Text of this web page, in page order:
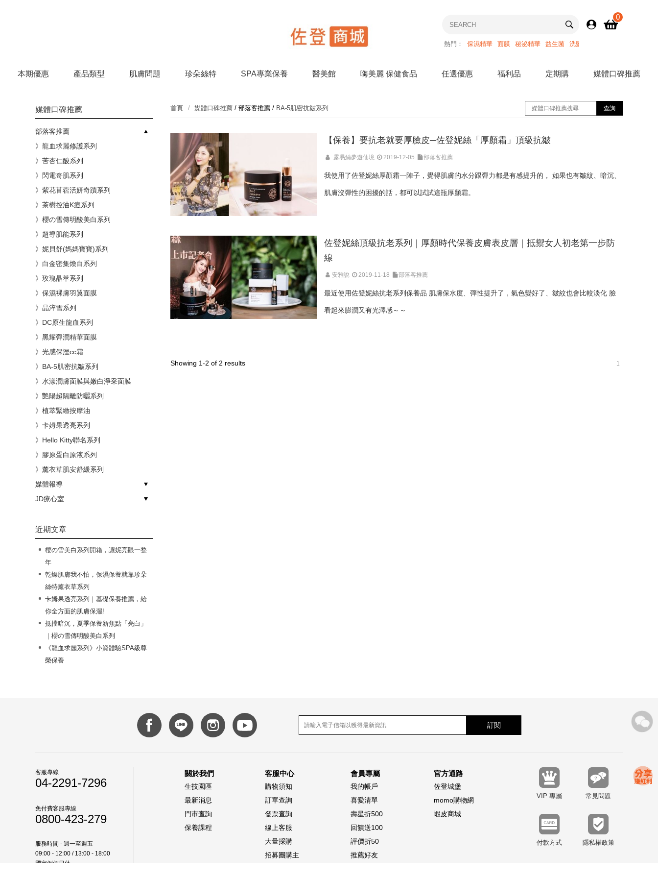
熱門： 保濕精華 面膜 秘泌精華 益生菌 洗髮精
0
本期優惠 產品類型 肌膚問題 珍朵絲特 SPA專業保養 醫美館 嗨美麗 保健食品 任選優惠 福利品 定期購 媒體口碑推薦
媒體口碑推薦
部落客推薦
》龍血求麗修護系列
》苦杏仁酸系列
》閃電奇肌系列
》紫花苜蓿活妍奇蹟系列
》茶樹控油K痘系列
》櫻の雪傳明酸美白系列
》超導肌能系列
》妮貝舒(媽媽寶寶)系列
》白金密集煥白系列
》玫瑰晶萃系列
》保濕裸膚羽翼面膜
》晶淬雪系列
》DC原生龍血系列
》黑耀彈潤精華面膜
》光感保溼cc霜
》BA-5肌密抗皺系列
》水漾潤膚面膜與嫩白淨采面膜
》艷陽超隔離防曬系列
》植萃緊緻按摩油
》卡姆果透亮系列
》Hello Kitty聯名系列
》膠原蛋白原液系列
》薰衣草肌安舒緩系列
媒體報導
》節目介紹
》媒體活動
JD療心室
近期文章
櫻の雪美白系列開箱，讓妮亮眼一整
年
乾燥肌膚我不怕，保濕保養就靠珍朵
絲特薰衣草系列
卡姆果透亮系列｜基礎保養推薦，給
你全方面的肌膚保濕!
抵擋暗沉，夏季保養新焦點「亮白」
｜櫻の雪傳明酸美白系列
《龍血求麗系列》小資體驗SPA級尊
榮保養
首頁 媒體口碑推薦 / 部落客推薦 / BA-5肌密抗皺系列
【保養】要抗老就要厚臉皮─佐登妮絲「厚顏霜」頂級抗皺
露易絲夢遊仙境 2019-12-05 部落客推薦
我使用了佐登妮絲厚顏霜一陣子，覺得肌膚的水分跟彈力都是有感提升的， 如果也有皺紋、暗沉、
肌膚沒彈性的困擾的話，都可以試試這瓶厚顏霜。
佐登妮絲頂級抗老系列｜厚顏時代保養皮膚表皮層｜抵禦女人初老第一步防
線
安雅說 2019-11-18 部落客推薦
最近使用佐登妮絲抗老系列保養品 肌膚保水度、彈性提升了，氣色變好了、皺紋也會比較淡化 臉
看起來膨潤又有光澤感～～
Showing 1-2 of 2 results 1
訂閱
客服專線
04-2291-7296
免付費客服專線
0800-423-279
服務時間 - 週一至週五
09:00 - 12:00 / 13:00 - 18:00
國定例假日休
關於我們
生技園區
最新消息
門市查詢
保養課程
客服中心
購物須知
訂單查詢
發票查詢
線上客服
大量採購
招募團購主
會員專屬
我的帳戶
喜愛清單
壽星折500
回饋送100
評價折50
推薦好友
官方通路
佐登城堡
momo購物網
蝦皮商城
VIP 專屬 常見問題
付款方式 隱私權政策